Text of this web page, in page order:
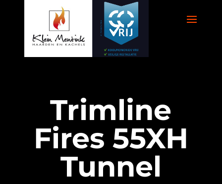
Trimline
Fires 55XH
Tunnel